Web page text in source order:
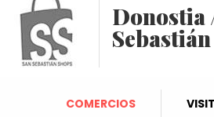
Donostia
Sebastián
COMERCIOS